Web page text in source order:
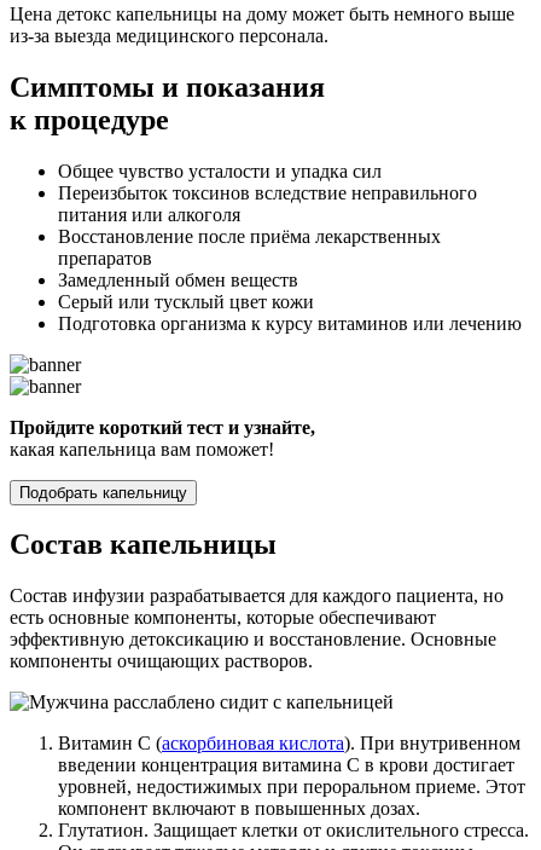
Цена детокс капельницы на дому может быть немного выше
из-за выезда медицинского персонала.
Симптомы и показания
к процедуре
Общее чувство усталости и упадка сил
Переизбыток токсинов вследствие неправильного
питания или алкоголя
Восстановление после приёма лекарственных
препаратов
Замедленный обмен веществ
Серый или тусклый цвет кожи
Подготовка организма к курсу витаминов или лечению
Пройдите короткий тест и узнайте,
какая капельница вам поможет!
Подобрать капельницу
Состав капельницы
Состав инфузии разрабатывается для каждого пациента, но
есть основные компоненты, которые обеспечивают
эффективную детоксикацию и восстановление. Основные
компоненты очищающих растворов.
Витамин C (аскорбиновая кислота). При внутривенном
введении концентрация витамина C в крови достигает
уровней, недостижимых при пероральном приеме. Этот
компонент включают в повышенных дозах.
Глутатион. Защищает клетки от окислительного стресса.